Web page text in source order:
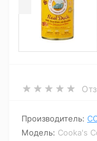
Производитель:
Модель: Cooka's